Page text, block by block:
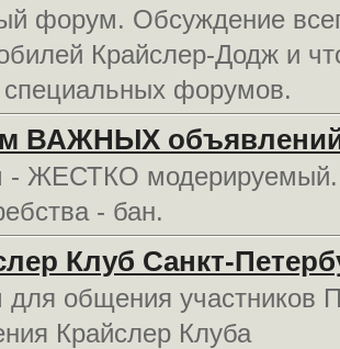
форум. Обсуждение
Крайслер-Додж и
форумов.
ВАЖНЫХ
- ЖЕСТКО
- бан.
Клуб Санкт-
общения участников
Крайслер Клуба